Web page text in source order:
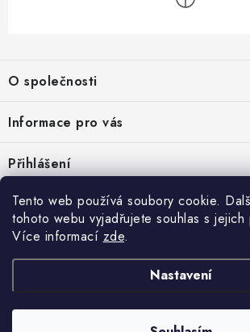
Tento web používá soubory cookie.
tohoto webu vyjadřujete souhlas s jejich
Více informací zde.
Nastavení
p
a
O společnosti
O nás
Recenze zákazníků
Novinky, návody, blog
Sponzorujeme
Informace pro vás
Obchodní podmínky
Doprava
Způsoby platby
Reklamace
Přihlášení
Přijímáme online platby
Vytvořil Shoptet